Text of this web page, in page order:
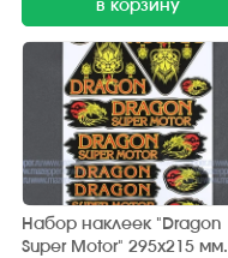
в корзину
Набор наклеек "Dragon
Super Motor" 295х215 мм.